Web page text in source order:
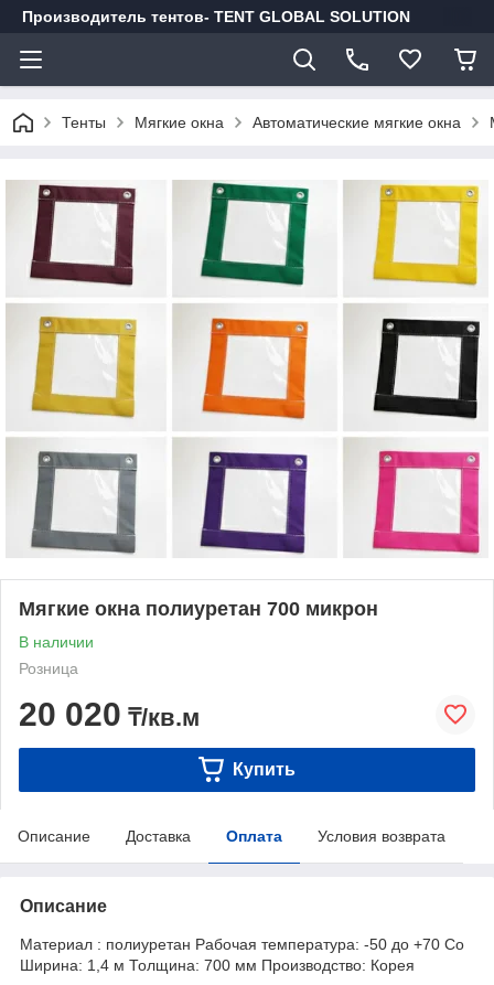
Производитель тентов- TENT GLOBAL SOLUTION
Тенты Мягкие окна Автоматические мягкие окна
Мягкие окна полиуретан 700 микрон
В наличии
Розница
20 020 ₸/кв.м
Купить
Описание Доставка Оплата Условия возврата
Описание
Материал : полиуретан Рабочая температура: -50 до +70 Co
Ширина: 1,4 м Толщина: 700 мм Производство: Корея